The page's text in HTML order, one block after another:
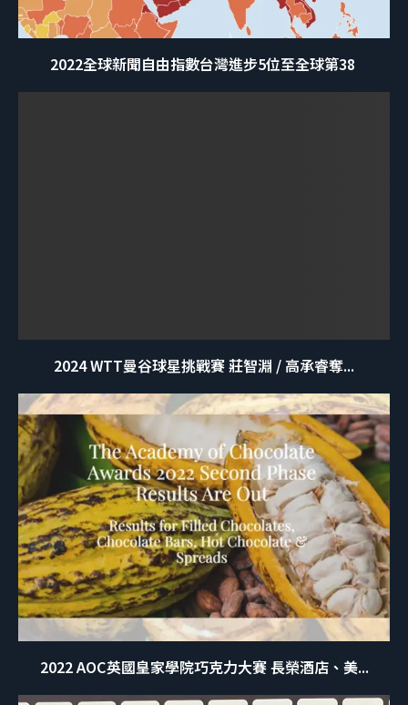
2022全球新聞自由指數台灣進步5位至全球第38
2024 WTT曼谷球星挑戰賽 莊智淵 / 高承睿奪...
2022 AOC英國皇家學院巧克力大賽 長榮酒店、美...